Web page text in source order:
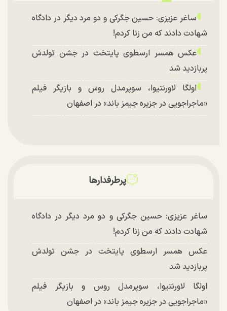
ساغر عزیزی: حسین جگرکی و دو مرد دیگر در دادگاه
شهادت دادند که من زنا کردم!
عکس همسر ارسطوی پایتخت در جشن تولدش
پربازدید شد
اولگا لاورنتیوا، سوپرمدل روس و بازیگر فیلم
«ماجراجویی در جزیره جیمز باند» در اصفهان
پرطرفدارها
ساغر عزیزی: حسین جگرکی و دو مرد دیگر در دادگاه
شهادت دادند که من زنا کردم!
عکس همسر ارسطوی پایتخت در جشن تولدش
پربازدید شد
اولگا لاورنتیوا، سوپرمدل روس و بازیگر فیلم
«ماجراجویی در جزیره جیمز باند» در اصفهان